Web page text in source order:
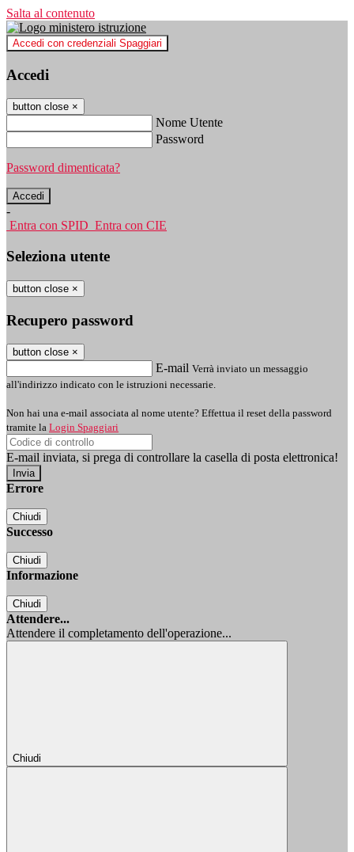
Salta al contenuto
Accedi con credenziali Spaggiari
Accedi
button close ×
Nome Utente
Password
Password dimenticata?
-
Entra con SPID Entra con CIE
Seleziona utente
button close ×
Recupero password
button close ×
E-mail Verrà inviato un messaggio
all'indirizzo indicato con le istruzioni necessarie.
Non hai una e-mail associata al nome utente? Effettua il reset della password
tramite la Login Spaggiari
E-mail inviata, si prega di controllare la casella di posta elettronica!
Errore
Chiudi
Successo
Chiudi
Informazione
Chiudi
Attendere...
Attendere il completamento dell'operazione...
Chiudi